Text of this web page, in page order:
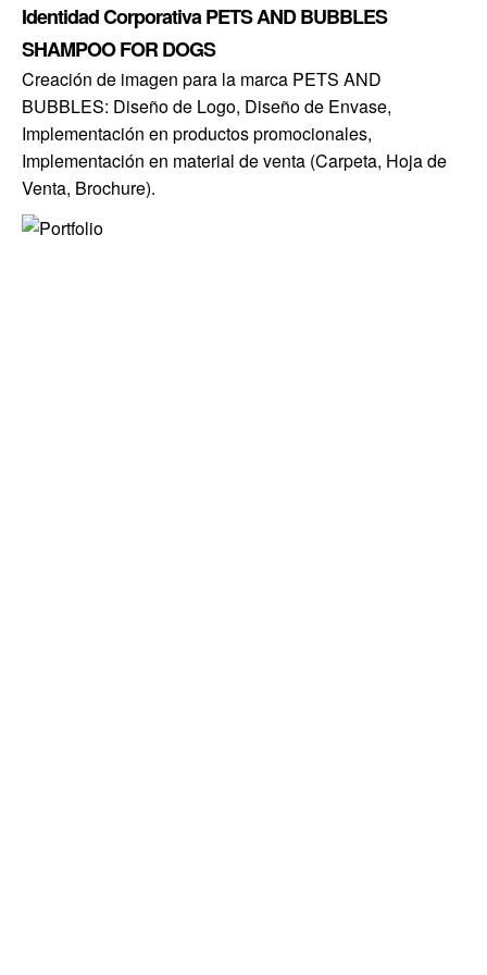
Identidad Corporativa PETS AND BUBBLES
SHAMPOO FOR DOGS
Creación de imagen para la marca PETS AND
BUBBLES: Diseño de Logo, Diseño de Envase,
Implementación en productos promocionales,
Implementación en material de venta (Carpeta, Hoja de
Venta, Brochure).